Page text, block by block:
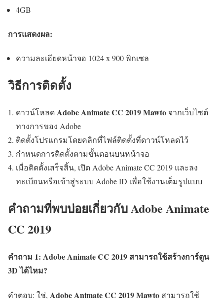
4GB
การแสดงผล:
ความละเอียดหน้าจอ 1024 x 900 พิกเซล
วิธีการติดตั้ง
ดาวน์โหลดAdobe Animate CC 2019 Mawto จากเว็บไซต์
ทางการของ Adobe
ติดตั้งโปรแกรมโดยคลิกที่ไฟล์ติดตั้งที่ดาวน์โหลดไว้
กำหนดการติดตั้งตามขั้นตอนบนหน้าจอ
เมื่อติดตั้งเสร็จสิ้น, เปิด Adobe Animate CC 2019 และลง
ทะเบียนหรือเข้าสู่ระบบ Adobe ID เพื่อใช้งานเต็มรูปแบบ
คำถามที่พบบ่อยเกี่ยวกับ Adobe Animate
CC 2019
คำถาม 1: Adobe Animate CC 2019 สามารถใช้สร้างการ์ตูน
3D ได้ไหม?
คำตอบ: ใช่, Adobe Animate CC 2019 Mawto สามารถใช้